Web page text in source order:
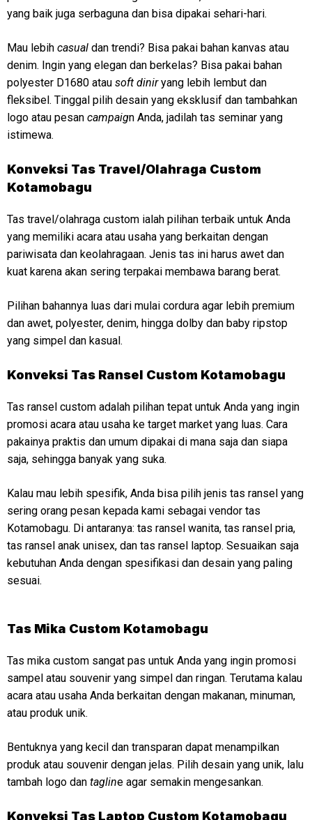
yang baik juga serbaguna dan bisa dipakai sehari-hari.
Mau lebih casual dan trendi? Bisa pakai bahan kanvas atau
denim. Ingin yang elegan dan berkelas? Bisa pakai bahan
polyester D1680 atau soft diniryang lebih lembut dan
fleksibel. Tinggal pilih desain yang eksklusif dan tambahkan
logo atau pesan campaign Anda, jadilah tas seminar yang
istimewa.
Konveksi Tas Travel/Olahraga Custom
Kotamobagu
Tas travel/olahraga custom ialah pilihan terbaik untuk Anda
yang memiliki acara atau usaha yang berkaitan dengan
pariwisata dan keolahragaan. Jenis tas ini harus awet dan
kuat karena akan sering terpakai membawa barang berat.
Pilihan bahannya luas dari mulai cordura agar lebih premium
dan awet, polyester, denim, hingga dolby dan baby ripstop
yang simpel dan kasual.
Konveksi Tas Ransel Custom Kotamobagu
Tas ransel custom adalah pilihan tepat untuk Anda yang ingin
promosi acara atau usaha ke target market yang luas. Cara
pakainya praktis dan umum dipakai di mana saja dan siapa
saja, sehingga banyak yang suka.
Kalau mau lebih spesifik, Anda bisa pilih jenis tas ransel yang
sering orang pesan kepada kami sebagai vendor tas
Kotamobagu. Di antaranya: tas ransel wanita, tas ransel pria,
tas ransel anak unisex, dan tas ransel laptop. Sesuaikan saja
kebutuhan Anda dengan spesifikasi dan desain yang paling
sesuai.
Tas Mika Custom Kotamobagu
Tas mika custom sangat pas untuk Anda yang ingin promosi
sampel atau souvenir yang simpel dan ringan. Terutama kalau
acara atau usaha Anda berkaitan dengan makanan, minuman,
atau produk unik.
Bentuknya yang kecil dan transparan dapat menampilkan
produk atau souvenir dengan jelas. Pilih desain yang unik, lalu
tambah logo dan tagline agar semakin mengesankan.
Konveksi Tas Laptop Custom Kotamobagu